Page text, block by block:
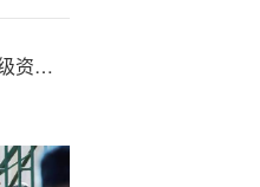
中行董秘‘卓’成文：核—心一级资本增加后，也会相应提升其他各级资本补充空间